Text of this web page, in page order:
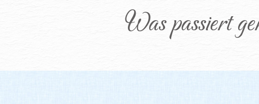
Was passiert